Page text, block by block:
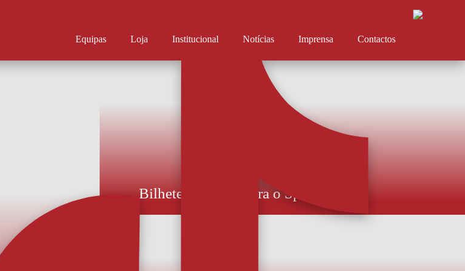
Equipas Loja Institucional Notícias Imprensa Contactos
Bilhetes à venda para o Sporting B
Preços entre 8 e 15 euros. Lugares anuais ainda podem ser adquiridos e/ou renovados. Os
bilhetes para a estreia do AFS na Liga Portugal Meu Super - contra o Sporting CP B -